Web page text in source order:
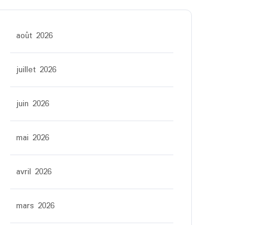
août 2026
juillet 2026
juin 2026
mai 2026
avril 2026
mars 2026